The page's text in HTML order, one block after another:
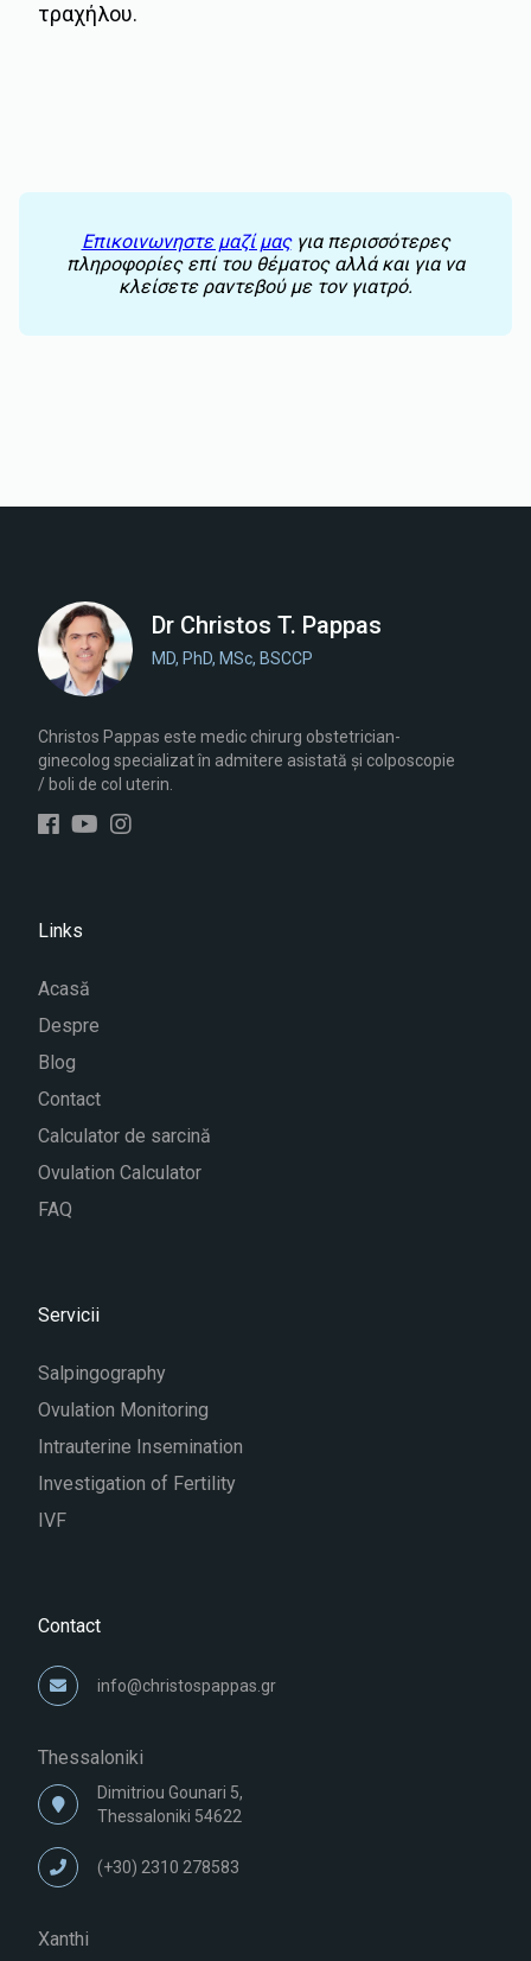
τραχήλου.
Επικοινωνηστε μαζί μαςγια περισσότερες
πληροφορίες επί του θέματος αλλά και για να
κλείσετε ραντεβού με τον γιατρό.
Dr Christos T. Pappas
MD, PhD, MSc, BSCCP
Christos Pappas este medic chirurg obstetrician-
ginecolog specializat în admitere asistată și colposcopie
/ boli de col uterin.
Links
Acasă
Despre
Blog
Contact
Calculator de sarcină
Ovulation Calculator
FAQ
Servicii
Salpingography
Ovulation Monitoring
Intrauterine Insemination
Investigation of Fertility
IVF
Contact
info@christospappas.gr
Thessaloniki
Dimitriou Gounari 5,
Thessaloniki 54622
(+30) 2310 278583
Xanthi